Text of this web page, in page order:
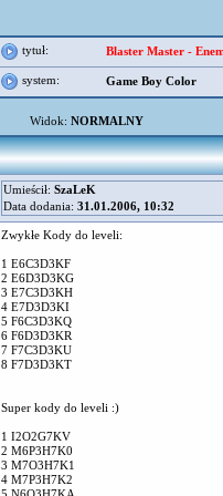
tytuł: Blaster Master -
system: Game Boy Color
Widok: NORMALNY
Umieścił: SzaLeK
Data dodania: 31.01.2006, 10:32
Zwykłe Kody do leveli:
1 E6C3D3KF
2 E6D3D3KG
3 E7C3D3KH
4 E7D3D3KI
5 F6C3D3KQ
6 F6D3D3KR
7 F7C3D3KU
8 F7D3D3KT
Super kody do leveli :)
1 I2O2G7KV
2 M6P3H7K0
3 M7O3H7K1
4 M7P3H7K2